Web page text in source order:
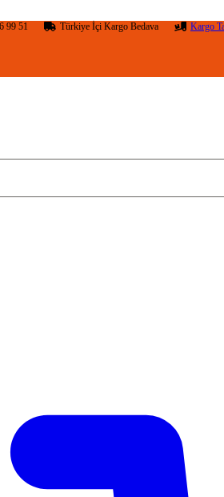
99 51 Türkiye İçi Kargo Bedava Kargo